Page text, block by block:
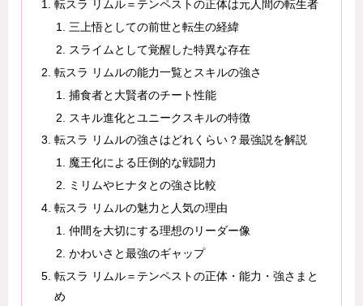
転スラ リムル＝テンペストの正体は元人間の転生者
三上悟としての前世と転生の経緯
スライムとして覚醒した特異な存在
転スラ リムルの能力一覧とスキルの強さ
捕食者と大賢者のチート性能
スキル進化とユニークスキルの特徴
転スラ リムルの強さはどれくらい？最強説を解説
魔王化による圧倒的な戦闘力
ミリムやヒナタとの強さ比較
転スラ リムルの魅力と人気の理由
仲間を大切にする理想のリーダー像
かわいさと最強のギャップ
転スラ リムル＝テンペストの正体・能力・強さまと
め